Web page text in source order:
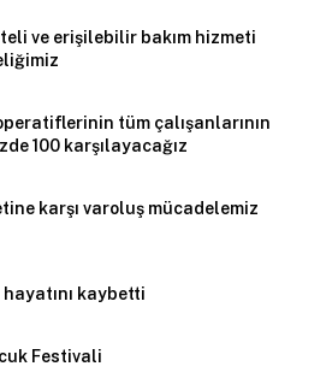
ve erişilebilir bakım hizmeti
tüm çalışanlarının
100 karşılayacağız
karşı varoluş mücadelemiz
hayatını kaybetti
Festivali